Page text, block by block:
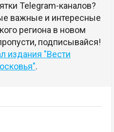
Telegram-каналов?
важные и интересные
региона в новом
подписывайся!
издания "Вести
.